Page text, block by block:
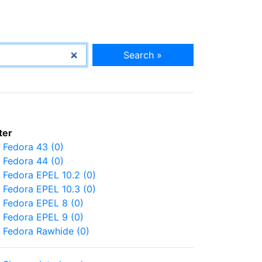
Search »
Fedora 43 (0)
Fedora 44 (0)
Fedora EPEL 10.2 (0)
Fedora EPEL 10.3 (0)
Fedora EPEL 8 (0)
Fedora EPEL 9 (0)
Fedora Rawhide (0)